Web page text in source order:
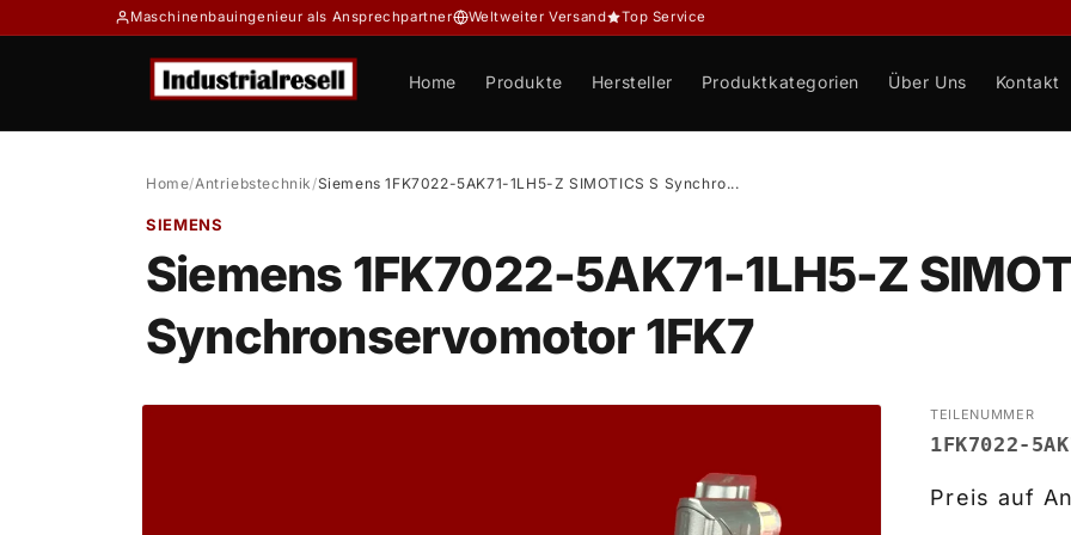
Maschinenbauingenieur als Ansprechpartner Weltweiter Versand Top Service
Home Produkte Hersteller Produktkategorien Über Uns Kontakt
Home/Antriebstechnik /Siemens 1FK7022-5AK71-1LH5-Z SIMOTICS S Synchro...
SIEMENS
Siemens 1FK7022-5AK71-1LH5-Z
Synchronservomotor 1FK7
TEILENUMMER
1FK7022-
Preis auf